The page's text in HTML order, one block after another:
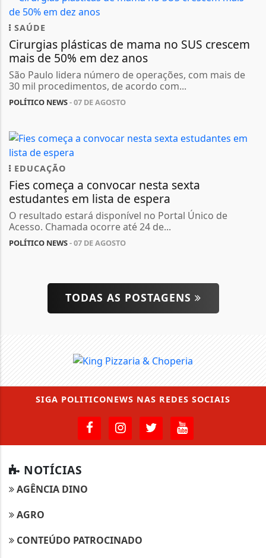
SAÚDE
Cirurgias plásticas de mama no SUS crescem
mais de 50% em dez anos
São Paulo lidera número de operações, com mais de
30 mil procedimentos, de acordo com...
POLÍTICO NEWS- 07 DE AGOSTO
EDUCAÇÃO
Fies começa a convocar nesta sexta
estudantes em lista de espera
O resultado estará disponível no Portal Único de
Acesso. Chamada ocorre até 24 de...
POLÍTICO NEWS- 07 DE AGOSTO
TODAS AS POSTAGENS
SIGA POLITICONEWS NAS REDES SOCIAIS
NOTÍCIAS
AGÊNCIA DINO
AGRO
CONTEÚDO PATROCINADO